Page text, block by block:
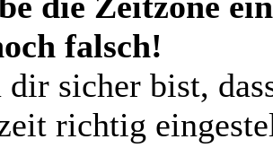
falsch!
dir sicher bist,
richtig